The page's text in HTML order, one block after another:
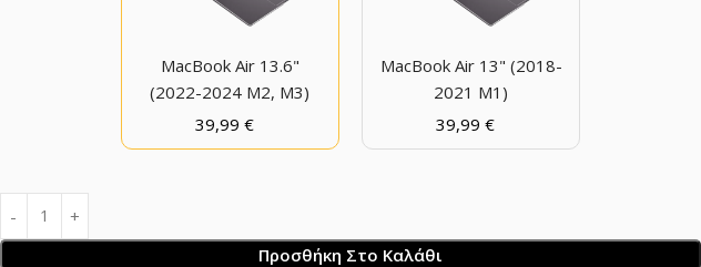
MacBook Air 13.6"
(2022-2024 M2, M3)
39,99 €
MacBook Air 13" (2018-
2021 M1)
39,99€
Προσθήκη Στο Καλάθι